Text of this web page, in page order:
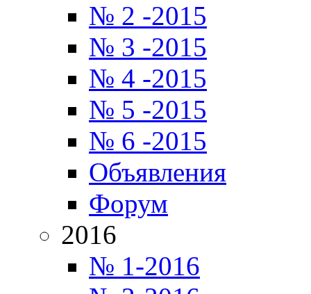
№ 2 -2015
№ 3 -2015
№ 4 -2015
№ 5 -2015
№ 6 -2015
Объявления
Форум
2016
№ 1-2016